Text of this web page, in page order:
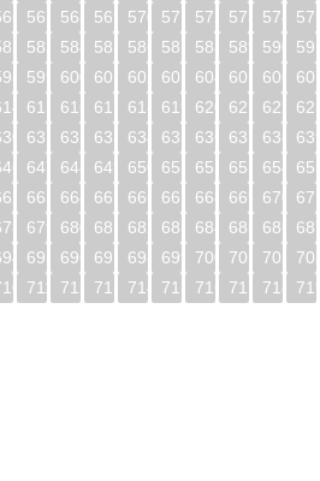
567 568 569 570 571 572 573 574
583 584 585 586 587 588 589 590
599 600 601 602 603 604 605 606
615 616 617 618 619 620 621 622
631 632 633 634 635 636 637 638
647 648 649 650 651 652 653 654
663 664 665 666 667 668 669 670
679 680 681 682 683 684 685 686
695 696 697 698 699 700 701 702
711 712 713 714 715 716 717 718